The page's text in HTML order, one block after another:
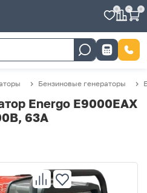
0 0 0
Бензиновые генераторы
Energo E9000EAX
63А